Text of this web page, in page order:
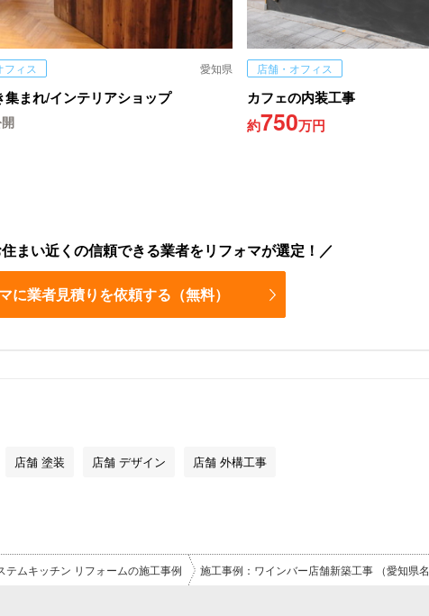
フィス 愛知県
集まれ/インテリアショップ
店舗・オフィス
カフェの内装工事
約750万円
まい近くの信頼できる業者をリフォマが選定！
に業者見積りを依頼する（無料）
店舗 塗装 店舗 デザイン 店舗 外構工事
テムキッチン リフォームの施工事例 施工事例：ワインバー店舗新築工事 （愛知県名